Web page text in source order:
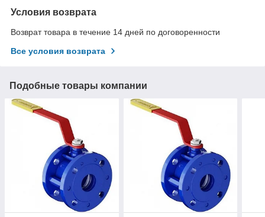
Условия возврата
Возврат товара в течение 14 дней по договоренности
Все условия возврата
Подобные товары компании